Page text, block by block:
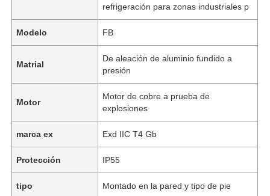
refrigeración para zonas industriales p
Modelo FB
Matrial
De aleación de aluminio fundido a
presión
Motor
Motor de cobre a prueba de
explosiones
marca ex Exd IIC T4 Gb
Protección IP55
tipo Montado en la pared y tipo de pie